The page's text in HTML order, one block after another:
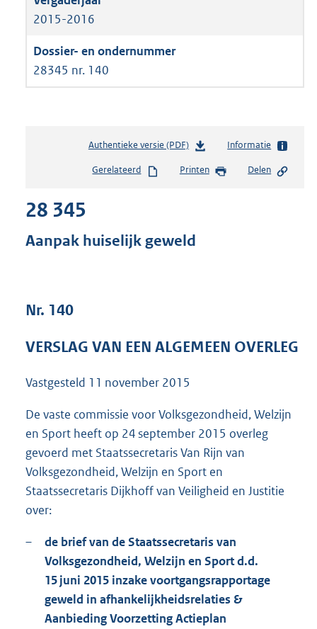
2015-2016
28345 nr. 140
Authentieke versie (PDF)b
s
d
s
e
1
6
Informatie
Gerelateerd Printen Delen
28 345
Aanpak huiselijk geweld
Nr. 140
VERSLAG VAN EEN ALGEMEEN OVERLEG
Vastgesteld 11 november 2015
De vaste commissie voor Volksgezondheid, Welzijn
en Sport heeft op 24 september 2015 overleg
gevoerd met Staatssecretaris Van Rijn van
Volksgezondheid, Welzijn en Sport en
Staatssecretaris Dijkhoff van Veiligheid en Justitie
over:
–
de brief van de Staatssecretaris van
Volksgezondheid, Welzijn en Sport d.d.
15 juni 2015 inzake voortgangsrapportage
geweld in afhankelijkheidsrelaties &
Aanbieding Voorzetting Actieplan